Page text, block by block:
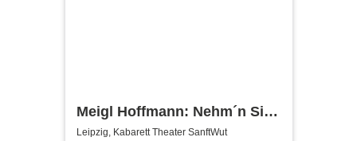
Meigl Hoffmann: Nehm´n Sie
´n Alten! - Ein Otto Reutter-
Leipzig, Kabarett Theater SanftWut